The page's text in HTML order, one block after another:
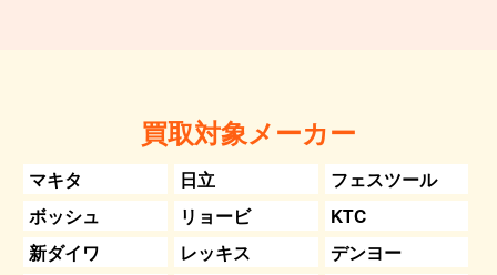
買取対象メーカー
マキタ 日立
フェスツール
ボッシュ
リョービ
KTC
新ダイワ
レッキス
デンヨー